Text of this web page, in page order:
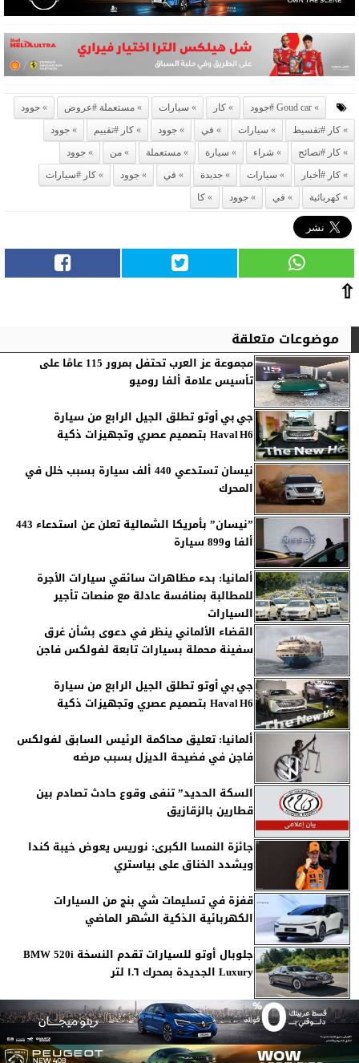
Goud car #جوود كار سيارات مستعملة #عروض
جوود
كار #تقسيط
سيارات في جوود كار #تقييم
جوود
كار #نصائح
شراء سيارة مستعملة من
جوود
كار #أخبار
سيارات جديدة في جوود
كار #سيارات
كهربائية
في جوود كا
⇧
موضوعات متعلقة
مجموعة عز العرب تحتفل بمرور 115 عامًا على
تأسيس علامة ألفا روميو
‎جي بي أوتو تطلق الجيل الرابع من سيارة
Haval H6 بتصميم عصري وتجهيزات ذكية
نيسان تستدعي 440 ألف سيارة بسبب خلل في
المحرك
”نيسان” بأمريكا الشمالية تعلن عن استدعاء 443
ألفا و899 سيارة
ألمانيا: بدء مظاهرات سائقي سيارات الأجرة
للمطالبة بمنافسة عادلة مع منصات تأجير
السيارات
القضاء الألماني ينظر في دعوى بشأن غرق
سفينة محملة بسيارات تابعة لفولكس فاجن
جي بي أوتو تطلق الجيل الرابع من سيارة
Haval H6 بتصميم عصري وتجهيزات ذكية
ألمانيا: تعليق محاكمة الرئيس السابق لفولكس
فاجن في فضيحة الديزل بسبب مرضه
السكة الحديد” تنفى وقوع حادث تصادم بين
قطارين بالزقازيق
جائزة النمسا الكبرى: نوريس يعوض خيبة كندا
ويشدد الخناق على بياستري
قفزة في تسليمات شي بنج من السيارات
الكهربائية الذكية الشهر الماضي
جلوبال أوتو للسيارات تقدم النسخة BMW 520i
Luxury الجديدة بمحرك ١.٦ لتر